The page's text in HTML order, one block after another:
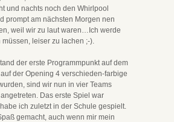
und nachts noch den Whirlpool
prompt am nächsten Morgen nen
weil wir zu laut waren…Ich werde
leiser zu lachen ;-).
der erste Programmpunkt auf dem
der Opening 4 verschieden-farbige
sind wir nun in vier Teams
Das erste Spiel war
ich zuletzt in der Schule gespielt.
gemacht, auch wenn mir mein